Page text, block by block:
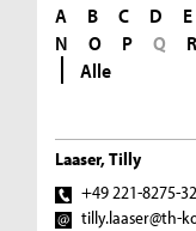
A B C D E
N
O P Q R
Alle
Laaser, Tilly
+49 221-8275-
tilly.laaser@th-